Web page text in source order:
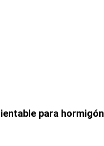
para hormigón